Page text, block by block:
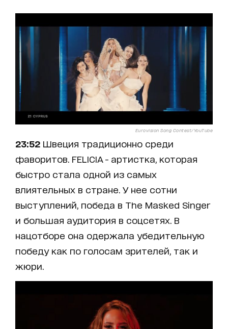
Eurovision Song Contest/YouTube
23:52 Швеция традиционно среди
фаворитов. FELICIA - артистка, которая
быстро стала одной из самых
влиятельных в стране. У нее сотни
выступлений, победа в The Masked Singer
и большая аудитория в соцсетях. В
нацотборе она одержала убедительную
победу как по голосам зрителей, так и
жюри.